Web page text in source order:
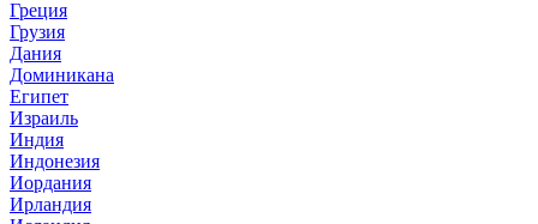
Греция
Грузия
Дания
Доминикана
Египет
Израиль
Индия
Индонезия
Иордания
Ирландия